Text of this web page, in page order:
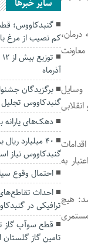
برای تامین وسایل
سیزدهم ۴۵ میلیارد ریال اعتبار به
هیچ
سایر خبرها
گنبدکاووس؛
کم نصیب از مرغ
آذرماه
برگزیدگان
گنبدکاووس
دهک‌های یارانه
۴۰ میلیارد
گنبدکاووس نیاز
احتمال وقوع
احداث
ترافیکی در
قطع سوآپ گاز
تامین گاز